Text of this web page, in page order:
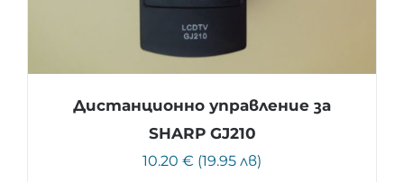
Дистанционно управление за
SHARP GJ210
10.20 € (19.95 лв)